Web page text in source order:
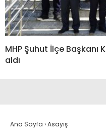
MHP Şuhut İlçe Başkanı
aldı
Ana Sayfa ›Asayiş